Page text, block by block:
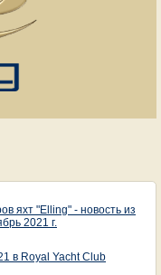
яхт "Elling" - новость из
2021 г.
в Royal Yacht Club